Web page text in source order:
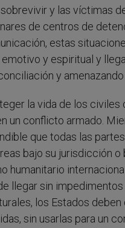
y las víctimas
de centros de
estas
y espiritual y
y
la vida de los
un conflicto armado.
que todas las
bajo su jurisdicción
humanitario
llegar sin
los Estados
sin usarlas para un